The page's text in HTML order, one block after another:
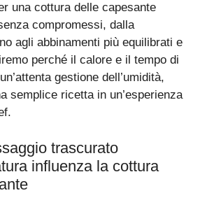
una cottura delle capesante
compromessi, dalla
agli abbinamenti più equilibrati e
perché il calore e il tempo di
gestione dell’umidità,
semplice ricetta in un’esperienza
trascurato
influenza la cottura